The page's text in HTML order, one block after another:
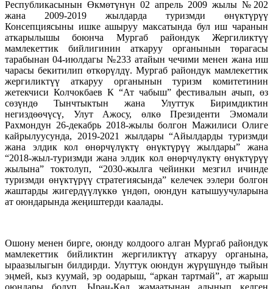
Республикасынын Өкмөтүнүн 02 апрель 2009 жылы №202
жана 2009-2019 жылдарда туризмди өнүктүрүү
Консепциясыны ишке ашыруу максатында бул иш чаранын
аткарылышы боюнча Мургаб райондук Жергиликтүү
мамлекеттик бийлигинин аткаруу органынын төрагасы
тарабынан 04-июлдагы №233 атайын чечими менен жана иш
чарасы бекитилип өткөрүлдү. Мургаб райондук мамлекеттик
жергиликтүү аткаруу органынын туризм комитетинин
жетекчиси Колчокбаев К “Ат чабыш” фестивалын ачып, өз
сөзүндө Тынчтыктын жана Улуттук Биримдиктин
негиздөөчүсү, Улут Ажосу, өлкө Президенти Эмомали
Рахмондун 26-декабрь 2018-жылы болгон Мажилиси Олиге
кайрылуусунда, 2019-2021 жылдары “Айылдарды туризмди
жана элдик кол өнөрчүлүктү өнүктүрүү жылдары” жана
“2018-жыл-туризмди жана элдик кол өнөрчүлүктү өнүктүрүү
жылына” токтолуп, “2030-жылга чейинки мезгил ичинде
туризмди өнүктүрүү стратегиясында” келечек ээлери болгон
жаштарды жигердүүлүккө үндөп, оюндун катышуучуларына
ат оюндарында жеңиштерди каалады.
Ошону менен бирге, оюнду колдоого алган Мургаб райондук
мамлекеттик бийликтин жергиликтүү аткаруу органына,
ыраазылыгын билдирди. Улуттук оюндун жүрүшүндө тыйын
эңмей, кыз куумай, эр оодарыш, “аркан тартмай”, ат жарыш